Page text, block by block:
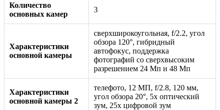
Количество
основных камер
3
Характеристики
основной камеры
сверхширокоугольная, f/2.2, угол
обзора 120°, гибридный
автофокус, поддержка
фотографий со сверхвысоким
разрешением 24 Мп и 48 Мп
Характеристики
основной камеры 2
телефото, 12 МП, f/2.8, 120 мм,
угол обзора 20°, 5x оптический
зум, 25x цифровой зум